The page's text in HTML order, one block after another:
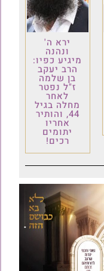
ירא ה'
ונהנה
מיגיע כפיו:
הרב יעקב
בן שלמה
ז"ל נפטר
לאחר
מחלה בגיל
44, והותיר
אחריו
יתומים
רכים!